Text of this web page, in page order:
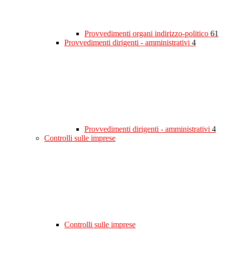
Provvedimenti organi indirizzo-politico 61
Provvedimenti dirigenti - amministrativi 4
Provvedimenti dirigenti - amministrativi 4
Controlli sulle imprese
Controlli sulle imprese